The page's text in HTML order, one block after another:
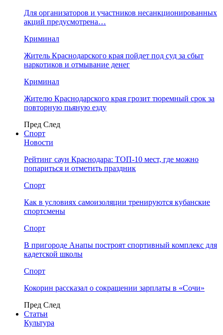
Для организаторов и участников несанкционированных
акций предусмотрена…
Криминал
Житель Краснодарского края пойдет под суд за сбыт
наркотиков и отмывание денег
Криминал
Жителю Краснодарского края грозит тюремный срок за
повторную пьяную езду
Пред След
Спорт
Новости
Рейтинг саун Краснодара: ТОП-10 мест, где можно
попариться и отметить праздник
Спорт
Как в условиях самоизоляции тренируются кубанские
спортсмены
Спорт
В пригороде Анапы построят спортивный комплекс для
кадетской школы
Спорт
Кокорин рассказал о сокращении зарплаты в «Сочи»
Пред След
Статьи
Культура